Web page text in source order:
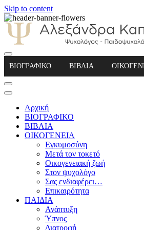
Skip to content
Αλεξάνδρα Καππάτου
ΒΙΟΓΡΑΦΙΚΟ ΒΙΒΛΙΑ
Αρχική
ΒΙΟΓΡΑΦΙΚΟ
ΒΙΒΛΙΑ
ΟΙΚΟΓΕΝΕΙΑ
Εγκυμοσύνη
Μετά τον τοκετό
Οικογενειακή ζωή
Στον ψυχολόγο
Σας ενδιαφέρει…
Επικαιρότητα
ΠΑΙΔΙΑ
Ανάπτυξη
Ύπνος
Διατροφή